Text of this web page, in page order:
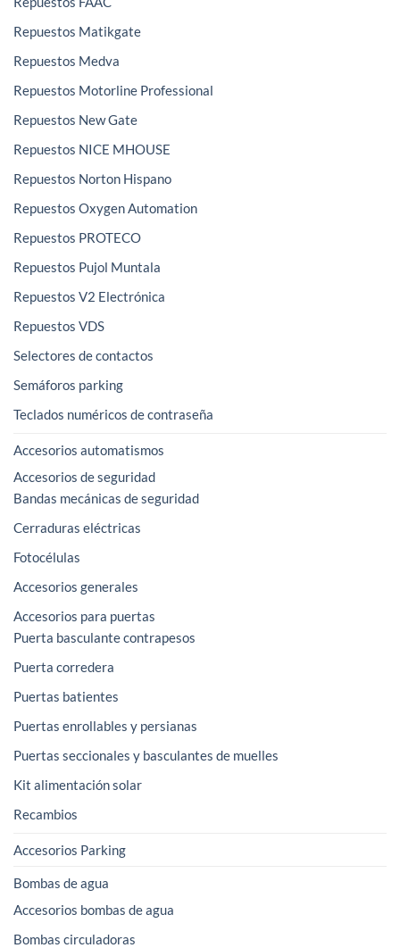
Repuestos Matikgate
Repuestos Medva
Repuestos Motorline Professional
Repuestos New Gate
Repuestos NICE MHOUSE
Repuestos Norton Hispano
Repuestos Oxygen Automation
Repuestos PROTECO
Repuestos Pujol Muntala
Repuestos V2 Electrónica
Repuestos VDS
Selectores de contactos
Semáforos parking
Teclados numéricos de contraseña
Accesorios automatismos
Accesorios de seguridad
Bandas mecánicas de seguridad
Cerraduras eléctricas
Fotocélulas
Accesorios generales
Accesorios para puertas
Puerta basculante contrapesos
Puerta corredera
Puertas batientes
Puertas enrollables y persianas
Puertas seccionales y basculantes de muelles
Kit alimentación solar
Recambios
Accesorios Parking
Bombas de agua
Accesorios bombas de agua
Bombas circuladoras